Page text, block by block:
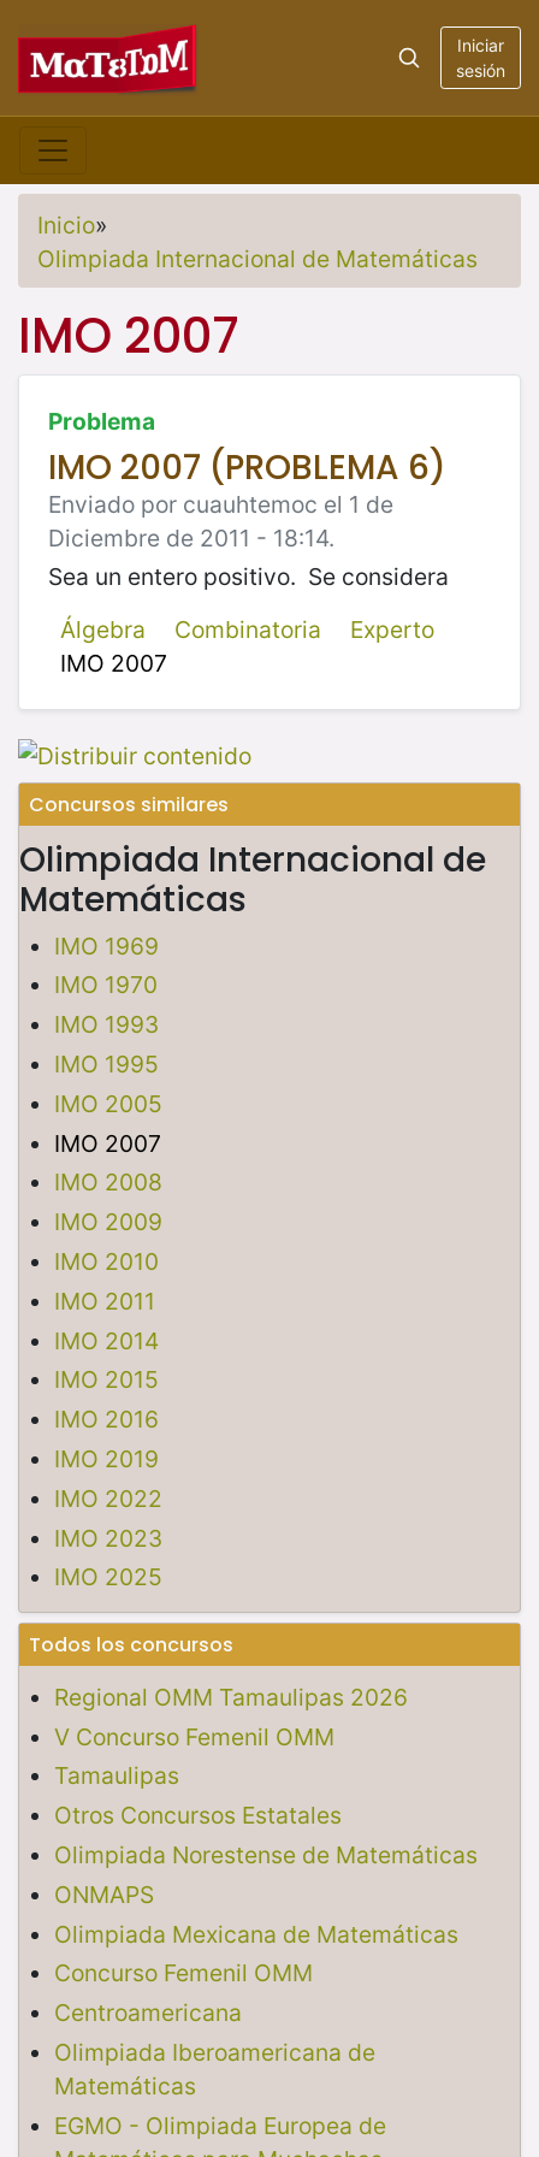
Iniciar
sesión
Inicio»
Olimpiada Internacional de Matemáticas
IMO 2007
Problema
IMO 2007 (PROBLEMA 6)
Enviado por cuauhtemoc el 1 de
Diciembre de 2011 - 18:14.
Sea un entero positivo. Se considera
Álgebra
Combinatoria
Experto
IMO 2007
Concursos similares
Olimpiada Internacional de
Matemáticas
IMO 1969
IMO 1970
IMO 1993
IMO 1995
IMO 2005
IMO 2007
IMO 2008
IMO 2009
IMO 2010
IMO 2011
IMO 2014
IMO 2015
IMO 2016
IMO 2019
IMO 2022
IMO 2023
IMO 2025
Todos los concursos
Regional OMM Tamaulipas 2026
V Concurso Femenil OMM
Tamaulipas
Otros Concursos Estatales
Olimpiada Norestense de Matemáticas
ONMAPS
Olimpiada Mexicana de Matemáticas
Concurso Femenil OMM
Centroamericana
Olimpiada Iberoamericana de
Matemáticas
EGMO - Olimpiada Europea de